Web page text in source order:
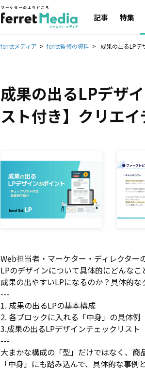
記事 特集
ferretメディア ferret監修の資料 成果の出るLPデ
成果の出るLPデザ
スト付き】クリエ
Web担当者・マーケター・ディレクター
LPのデザインについて具体的にどんな
成果の出やすいLPになるのか？具体的な
---
1. 成果の出るLPの基本構成
2. 各ブロックに入れる「中身」の具体例
3.成果の出るLPデザインチェックリスト
---
大まかな構成の「型」だけではなく、商
「中身」にも踏み込んで、具体的な事例